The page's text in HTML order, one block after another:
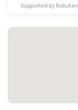
Supported by